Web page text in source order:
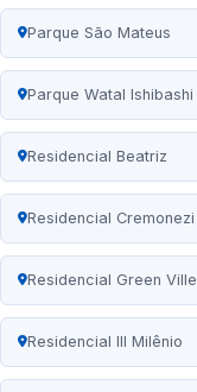
Parque São Mateus
Parque Watal Ishibashi
Residencial Beatriz
Residencial Cremonezi
Residencial Green Ville
Residencial III Milênio